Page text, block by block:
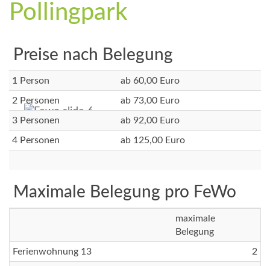
Pollingpark
Preise nach Belegung
1 Person ab 60,00 Euro
2 Personen ab 73,00 Euro
3 Personen ab 92,00 Euro
4 Personen ab 125,00 Euro
Maximale Belegung pro FeWo
maximale
Belegung
Ferienwohnung 13 2